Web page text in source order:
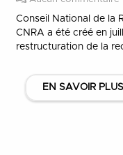
Conseil National de la
CNRA a été créé en
restructuration de la
EN SAVOIR PLUS